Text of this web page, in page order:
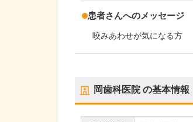
患者さんへのメッセージ
咬みあわせが気になる方
岡歯科医院の基本情報